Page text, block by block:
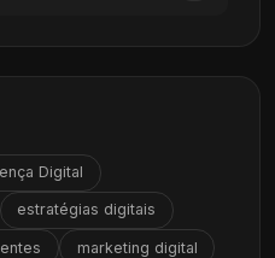
Digital
estratégias digitais
marketing digital